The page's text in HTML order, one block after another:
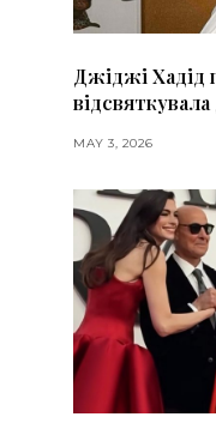
Джіджі Хадід
MAY 3, 2026